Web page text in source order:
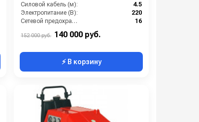
Силовой кабель (м):
4.5
Электропитание (В):
220
Сетевой предохранитель (А):
16
152 000 руб. 140 000 руб.
⚡ В корзину